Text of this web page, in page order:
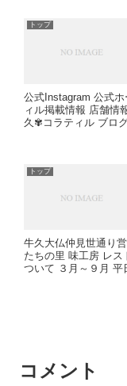
トップ
公式Instagram 公式
ィル掲載情報 店舗情
久✾コラティル ブロ
トップ
牛久大仏仲見世通り
たちの里 味工房 レス
ついて ３月～９月
コメント